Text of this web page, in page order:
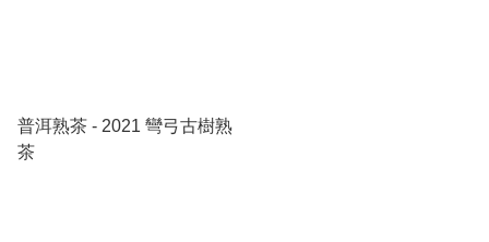
普洱熟茶 - 2021 彎弓古樹熟
茶